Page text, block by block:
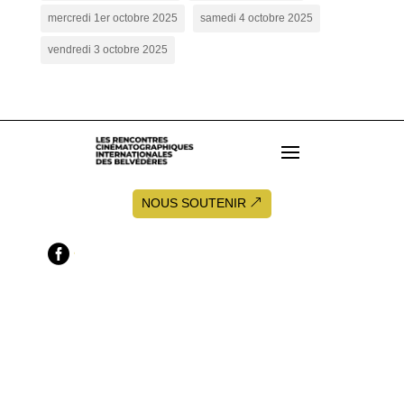
mercredi 1er octobre 2025 samedi 4 octobre 2025
vendredi 3 octobre 2025
NOUS SOUTENIR
 f